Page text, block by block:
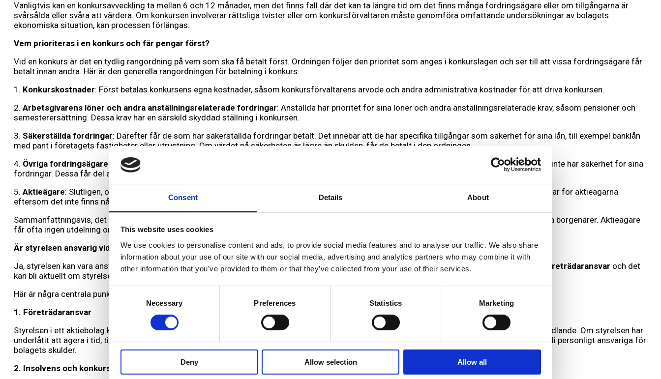
Consent Details About
This website uses cookies
We use cookies to personalise content and ads, to provide social media features and to analyse our traffic. We also share
information about your use of our site with our social media, advertising and analytics partners who may combine it with
other information that you’ve provided to them or that they’ve collected from your use of their services.
Consent
Necessary Preferences Statistics Marketing
Deny Allow selection Allow all
Vanligtvis kan en konkursavveckling ta mellan 6 och 12 månader, men det finns fall där det kan ta längre tid om det finns många fordringsägare eller om tillgångarna är
svårsålda eller svåra att värdera. Om konkursen involverar rättsliga tvister eller om konkursförvaltaren måste genomföra omfattande undersökningar av bolagets
ekonomiska situation, kan processen förlängas.
Vem prioriteras i en konkurs och får pengar först?
Vid en konkurs är det en tydlig rangordning på vem som ska få betalt först. Ordningen följer den prioritet som anges i konkurslagen och ser till att vissa fordringsägare får
betalt innan andra. Här är den generella rangordningen för betalning i konkurs:
1. Konkurskostnader: Först betalas konkursens egna kostnader, såsom konkursförvaltarens arvode och andra administrativa kostnader för att driva konkursen.
2. Arbetsgivarens löner och andra anställningsrelaterade fordringar: Anställda har prioritet för sina löner och andra anställningsrelaterade krav, såsom pensioner och
semesterersättning. Dessa krav har en särskild skyddad ställning i konkursen.
3. Säkerställda fordringar: Därefter får de som har säkerställda fordringar betalt. Det innebär att de har specifika tillgångar som säkerhet för sina lån, till exempel banklån
med pant i företagets fastigheter eller utrustning. Om värdet på säkerheten är lägre än skulden, får de betalt i den ordningen.
4. Övriga fordringsägare (osäkerställda)
: Efter det kommer de osäkerställda fordringsägarna, vilket innebär leverantörer och andra företag som inte har säkerhet för sina
fordringar. Dessa får del av de resterande tillgångarna, men får ofta inte hela beloppet tillbaka, särskilt om tillgångarna inte räcker till.
5. Aktieägare: Slutligen, om det finns några tillgångar kvar efter att alla fordringar har betalats, får aktieägarna sin del. I många fall blir det inget kvar för aktieägarna
eftersom det inte finns några tillgångar som kan fördela sig efter att alla skulder har betalats.
Sammanfattningsvis, det är konkurskostnader och löner till anställda som får högst prioritet, följt av säkerställda fordringsägare och sedan övriga borgenärer. Aktieägare
får ofta ingen utdelning om det inte finns tillräckliga tillgångar.
Är styrelsen ansvarig vid en konkurs?
Ja, styrelsen kan vara ansvarig vid en konkurs, men ansvaret beror på olika faktorer och omständigheter. Det finns ett särskilt ansvar som kallas
företrädaransvar och det
kan bli aktuellt om styrelsen eller den som företräder bolaget har agerat på ett sätt som försatt företaget i en ekonomiskt ohållbar situation.
Här är några centrala punkter om styrelsens ansvar vid konkurs:
1. Företrädaransvar
Styrelsen i ett aktiebolag kan hållas personligen ansvarig för bolagets skulder om de har orsakat konkursen genom oaktsamhet eller brottsligt handlande. Om styrelsen har
underlåtit att agera i tid, till exempel genom att inte ansöka om konkurs när bolaget är insolvent (och därmed inte kan betala sina skulder), kan de bli personligt ansvariga för
bolagets skulder.
2. Insolvens och konkursansökan